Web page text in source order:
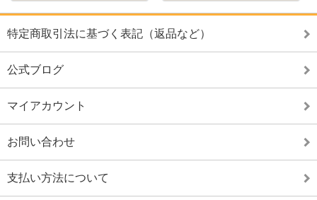
特定商取引法に基づく表記（返品など）
公式ブログ
マイアカウント
お問い合わせ
支払い方法について